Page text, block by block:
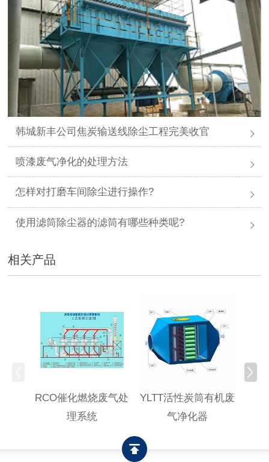
韩城新丰公司焦炭输送线除尘工程完美收官
喷漆废气净化的处理方法
怎样对打磨车间除尘进行操作?
使用滤筒除尘器的滤筒有哪些种类呢?
相关产品
RCO催化燃烧废气处
理系统
YLTT活性炭筒有机废
气净化器